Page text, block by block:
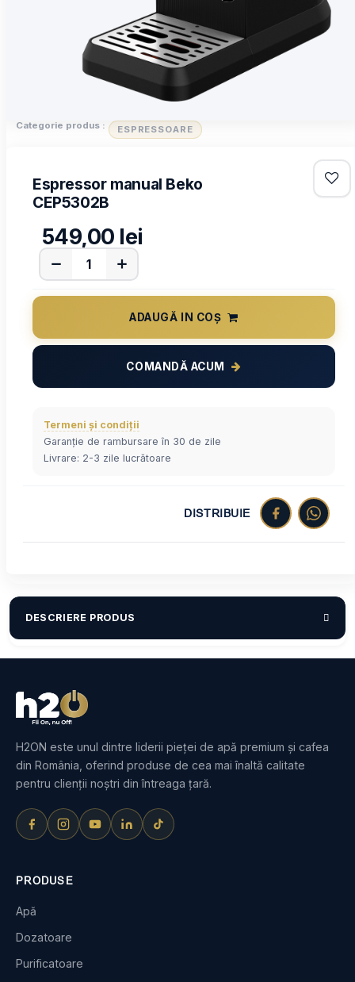
Categorie produs : ESPRESSOARE
Espressor manual Beko
CEP5302B
549,00 lei
ADAUGĂ IN COȘ
COMANDĂ ACUM
Termeni și condiții
Garanție de rambursare în 30 de zile
Livrare: 2-3 zile lucrătoare
DISTRIBUIE
DESCRIERE PRODUS
H2ON este unul dintre liderii pieței de apă premium și cafea
din România, oferind produse de cea mai înaltă calitate
pentru clienții noștri din întreaga țară.
PRODUSE
Apă
Dozatoare
Purificatoare